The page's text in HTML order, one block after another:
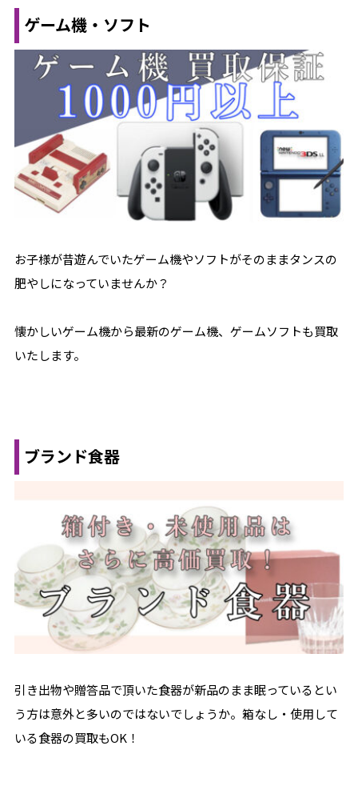
ゲーム機・ソフト
お子様が昔遊んでいたゲーム機やソフトがそのままタンスの
肥やしになっていませんか？
懐かしいゲーム機から最新のゲーム機、ゲームソフトも買取
いたします。
ブランド食器
引き出物や贈答品で頂いた食器が新品のまま眠っているとい
う方は意外と多いのではないでしょうか。箱なし・使用して
いる食器の買取もOK！